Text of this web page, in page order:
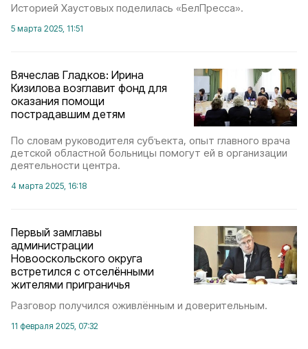
Историей Хаустовых поделилась «БелПресса».
5 марта 2025, 11:51
Вячеслав Гладков: Ирина
Кизилова возглавит фонд для
оказания помощи
пострадавшим детям
По словам руководителя субъекта, опыт главного врача
детской областной больницы помогут ей в организации
деятельности центра.
4 марта 2025, 16:18
Первый замглавы
администрации
Новооскольского округа
встретился с отселёнными
жителями приграничья
Разговор получился оживлённым и доверительным.
11 февраля 2025, 07:32